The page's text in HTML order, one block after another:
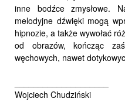
inne bodźce zmysłowe.
melodyjne dźwięki mogą
hipnozie, a także wywołać
od obrazów, kończąc
węchowych, nawet
Wojciech Chudziński